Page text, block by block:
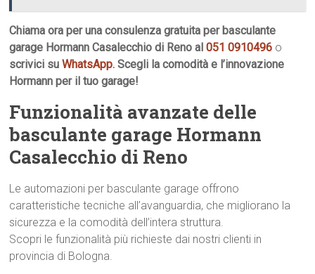
Chiama ora per una consulenza gratuita per basculante
garage Hormann Casalecchio di Reno al051 0910496 o
scrivici suWhatsApp. Scegli la comodità e l’innovazione
Hormann per il tuo garage!
Funzionalità avanzate delle
basculante garage Hormann
Casalecchio di Reno
Le automazioni per basculante garage offrono
caratteristiche tecniche all’avanguardia, che migliorano la
sicurezza e la comodità dell’intera struttura.
Scopri le funzionalità più richieste dai nostri clienti in
provincia di Bologna.